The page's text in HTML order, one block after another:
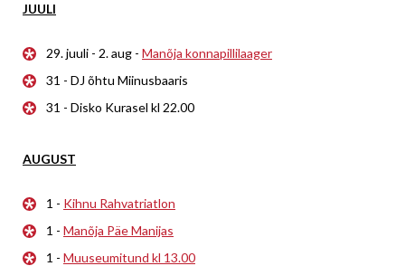
JUULI
29. juuli - 2. aug - Manõja konnapillilaager
31 - DJ õhtu Miinusbaaris
31 - Disko Kurasel kl 22.00
AUGUST
1 - Kihnu Rahvatriatlon
1 - Manõja Päe Manijas
1 - Muuseumitund kl 13.00